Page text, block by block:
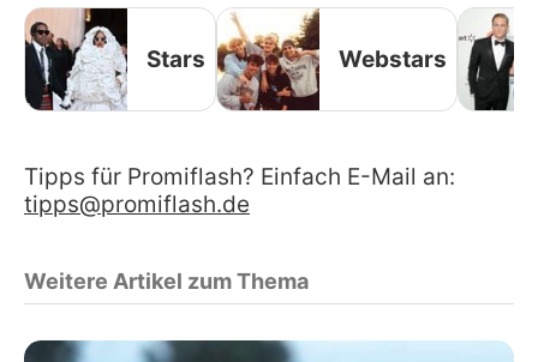
Stars Webstars
Tipps für Promiflash? Einfach E-Mail an:
tipps@promiflash.de
Weitere Artikel zum Thema